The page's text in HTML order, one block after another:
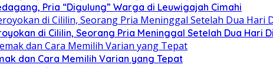
Pria “Digulung” Warga di Leuwigajah Cimahi
di Cililin, Seorang Pria Meninggal Setelah Dua Hari
dan Cara Memilih Varian yang Tepat